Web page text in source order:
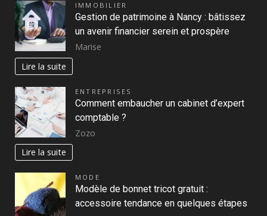
IMMOBILIER
Gestion de patrimoine à Nancy : bâtissez
un avenir financier serein et prospère
Marise
Lire la suite
ENTREPRISES
Comment embaucher un cabinet d’expert
comptable ?
Zozo
Lire la suite
MODE
Modèle de bonnet tricot gratuit :
accessoire tendance en quelques étapes